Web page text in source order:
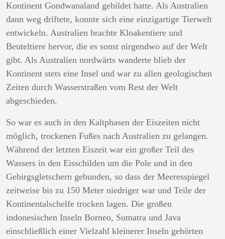
Kontinent Gondwanaland gebildet hatte. Als Australien
dann weg driftete, konnte sich eine einzigartige Tierwelt
entwickeln. Australien brachte Kloakentiere und
Beuteltiere hervor, die es sonst nirgendwo auf der Welt
gibt. Als Australien nordwärts wanderte blieb der
Kontinent stets eine Insel und war zu allen geologischen
Zeiten durch Wasserstraßen vom Rest der Welt
abgeschieden.
So war es auch in den Kaltphasen der Eiszeiten nicht
möglich, trockenen Fußes nach Australien zu gelangen.
Während der letzten Eiszeit war ein großer Teil des
Wassers in den Eisschilden um die Pole und in den
Gebirgsgletschern gebunden, so dass der Meeresspiegel
zeitweise bis zu 150 Meter niedriger war und Teile der
Kontinentalschelfe trocken lagen. Die großen
indonesischen Inseln Borneo, Sumatra und Java
einschließlich einer Vielzahl kleinerer Inseln gehörten